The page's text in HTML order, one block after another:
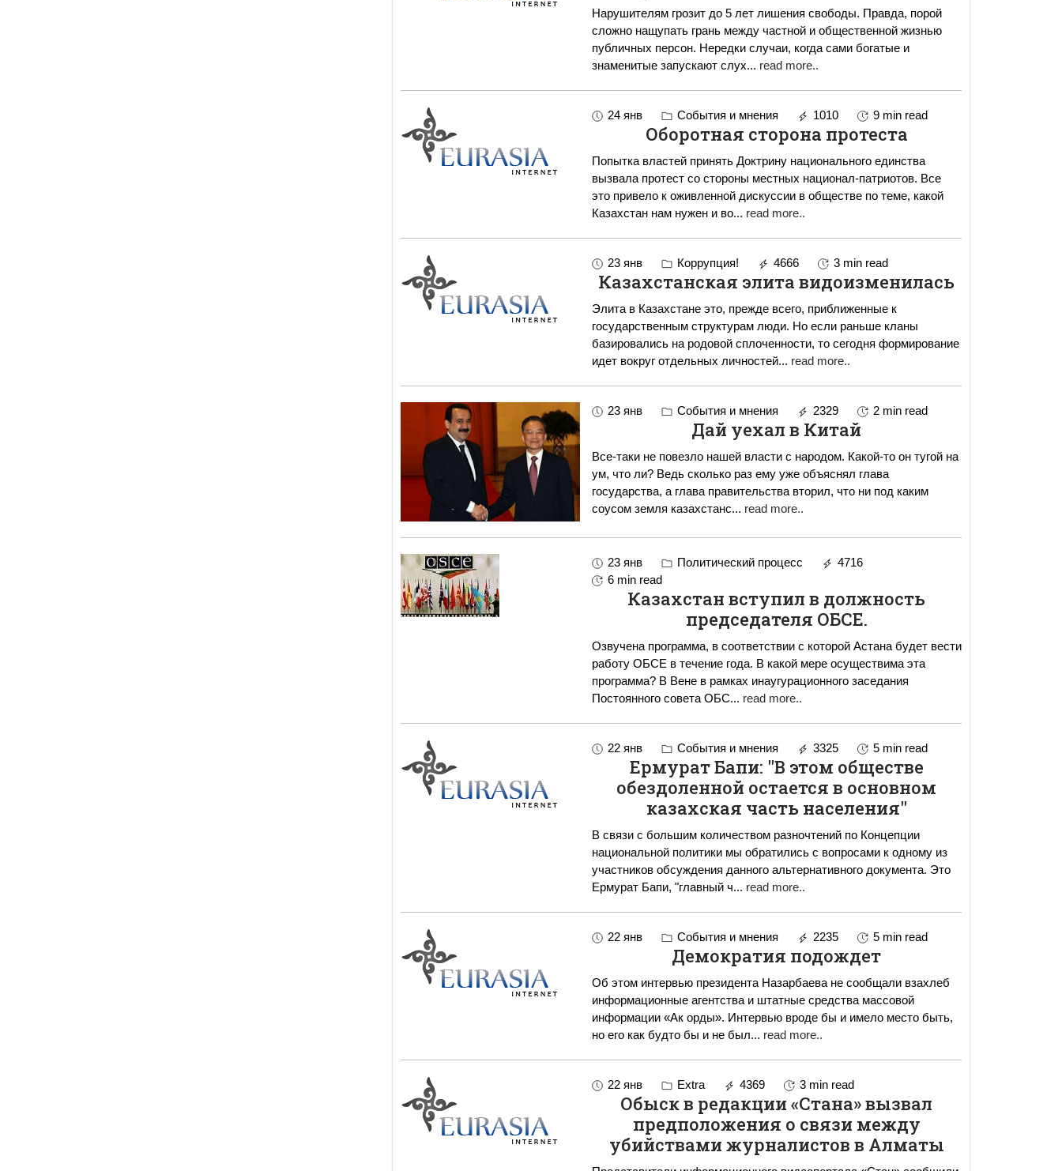
Нарушителям грозит до 5 лет лишения свободы. Правда, порой
сложно нащупать грань между частной и общественной жизнью
публичных персон. Нередки случаи, когда сами богатые и
знаменитые запускают слух... read more..
24 янв События и мнения 1010 9 min read
Оборотная сторона протеста
Попытка властей принять Доктрину национального единства
вызвала протест со стороны местных национал-патриотов. Все
это привело к оживленной дискуссии в обществе по теме, какой
Казахстан нам нужен и во... read more..
23 янв Коррупция! 4666 3 min read
Казахстанская элита видоизменилась
Элита в Казахстане это, прежде всего, приближенные к
государственным структурам люди. Но если раньше кланы
базировались на родовой сплоченности, то сегодня формирование
идет вокруг отдельных личностей... read more..
23 янв События и мнения 2329 2 min read
Дай уехал в Китай
Все-таки не повезло нашей власти с народом. Какой-то он тугой на
ум, что ли? Ведь сколько раз ему уже объяснял глава
государства, а глава правительства вторил, что ни под каким
соусом земля казахстанс... read more..
23 янв Политический процесс
4716
6 min read
Казахстан вступил в должность
председателя ОБСЕ.
Озвучена программа, в соответствии с которой Астана будет вести
работу ОБСЕ в течение года. В какой мере осуществима эта
программа? В Вене в рамках инаугурационного заседания
Постоянного совета ОБС... read more..
22 янв События и мнения 3325 5 min read
Ермурат Бапи: "В этом обществе
обездоленной остается в основном
казахская часть населения"
В связи с большим количеством разночтений по Концепции
национальной политики мы обратились с вопросами к одному из
участников обсуждения данного альтернативного документа. Это
Ермурат Бапи, "главный ч... read more..
22 янв События и мнения 2235 5 min read
Демократия подождет
Об этом интервью президента Назарбаева не сообщали взахлеб
информационные агентства и штатные средства массовой
информации «Ак орды». Интервью вроде бы и имело место быть,
но его как будто бы и не был... read more..
22 янв Extra 4369 3 min read
Обыск в редакции «Стана» вызвал
предположения о связи между
убийствами журналистов в Алматы